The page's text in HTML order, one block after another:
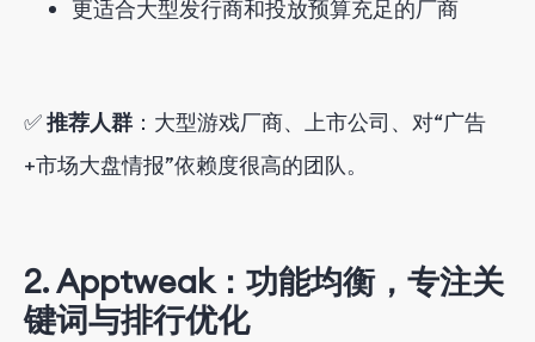
更适合大型发行商和投放预算充足的厂商
✅推荐人群 ：大型游戏厂商、上市公司、对“广告
+市场大盘情报”依赖度很高的团队。
2. Apptweak：功能均衡，专注关
键词与排行优化